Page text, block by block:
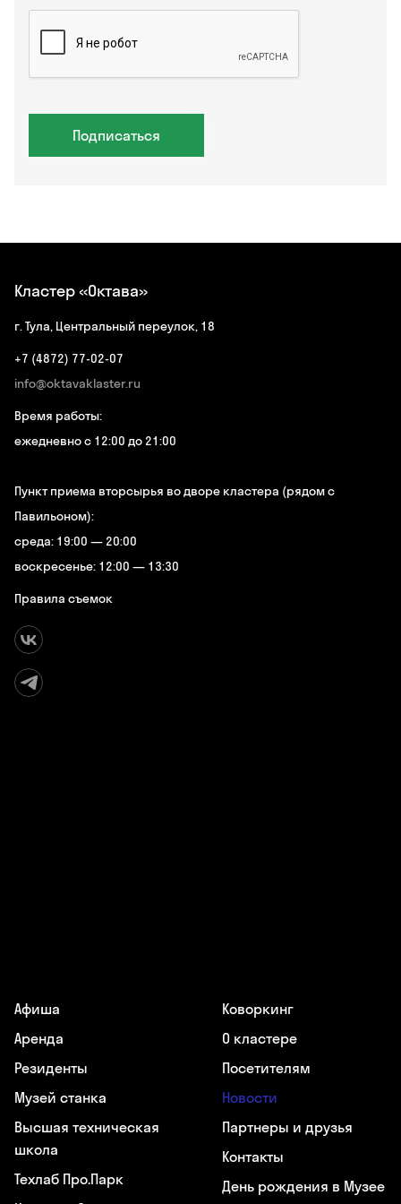
Подписаться
Кластер «Октава»
г. Тула, Центральный переулок, 18
+7 (4872) 77-02-07
info@oktavaklaster.ru
Время работы:
ежедневно с 12:00 до 21:00
Пункт приема вторсырья во дворе кластера (рядом с
Павильоном):
среда: 19:00 — 20:00
воскресенье: 12:00 — 13:30
Правила съемок
Афиша
Аренда
Резиденты
Музей станка
Высшая техническая
школа
Техлаб Про.Парк
Коворкинг
О кластере
Посетителям
Новости
Партнеры и друзья
Контакты
День рождения в Музее